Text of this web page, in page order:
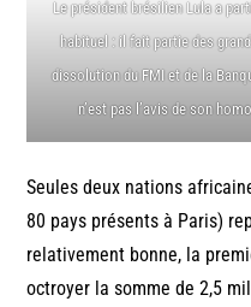
Le président brésilien Lula a
habituel : il fait partie des
dissolution du FMI et de la
n’est pas l’avis de son
Seules deux nations
80 pays présents à Paris)
relativement bonne, la
octroyer la somme de 2,5